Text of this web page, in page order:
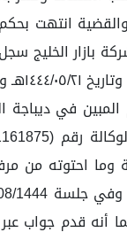
انتهت
المدعي
وقد قيدت قضية
وما احتوته من